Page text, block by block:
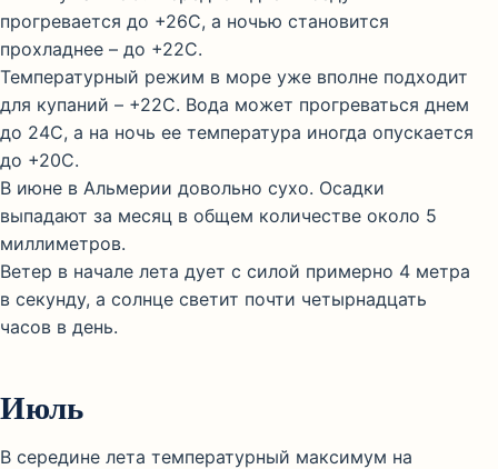
прогревается до +26С, а ночью становится
прохладнее – до +22С.
Температурный режим в море уже вполне подходит
для купаний – +22С. Вода может прогреваться днем
до 24С, а на ночь ее температура иногда опускается
до +20С.
В июне в Альмерии довольно сухо. Осадки
выпадают за месяц в общем количестве около 5
миллиметров.
Ветер в начале лета дует с силой примерно 4 метра
в секунду, а солнце светит почти четырнадцать
часов в день.
Июль
В середине лета температурный максимум на